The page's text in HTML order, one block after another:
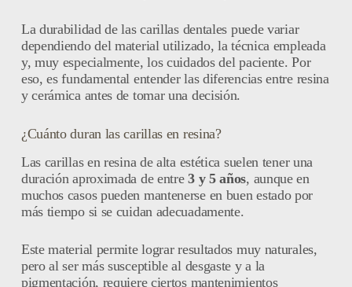
La durabilidad de las carillas dentales puede variar
dependiendo del material utilizado, la técnica empleada
y, muy especialmente, los cuidados del paciente. Por
eso, es fundamental entender las diferencias entre resina
y cerámica antes de tomar una decisión.
¿Cuánto duran las carillas en resina?
Las carillas en resina de alta estética suelen tener una
duración aproximada de entre3 y 5 años, aunque en
muchos casos pueden mantenerse en buen estado por
más tiempo si se cuidan adecuadamente.
Este material permite lograr resultados muy naturales,
pero al ser más susceptible al desgaste y a la
pigmentación, requiere ciertos mantenimientos